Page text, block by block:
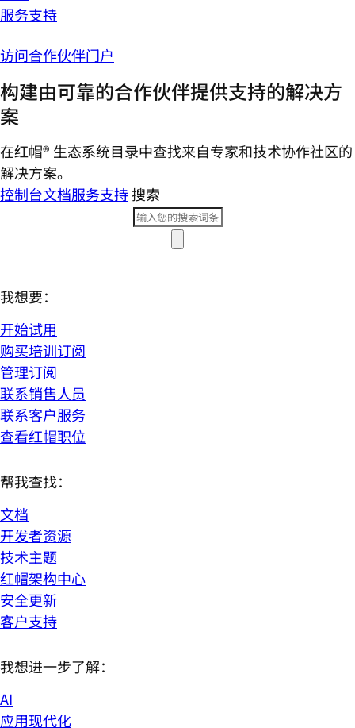
服务支持
访问合作伙伴门户
构建由可靠的合作伙伴提供支持的解决方
案
在红帽® 生态系统目录中查找来自专家和技术协作社区的
解决方案。
控制台文档服务支持搜索
我想要：
开始试用
购买培训订阅
管理订阅
联系销售人员
联系客户服务
查看红帽职位
帮我查找：
文档
开发者资源
技术主题
红帽架构中心
安全更新
客户支持
我想进一步了解：
AI
应用现代化